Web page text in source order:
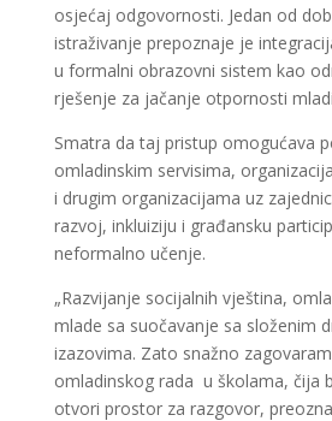
osjećaj odgovornosti. Jedan od
istraživanje prepoznaje je
u formalni obrazovni sistem kao
rješenje za jačanje otpornosti
Smatra da taj pristup omogućava
omladinskim servisima,
i drugim organizacijama uz
razvoj, inkluiziju i građansku
neformalno učenje.
„Razvijanje socijalnih vještina,
mlade sa suočavanje sa složenim
izazovima. Zato snažno
omladinskog rada u školama, čija
otvori prostor za razgovor,